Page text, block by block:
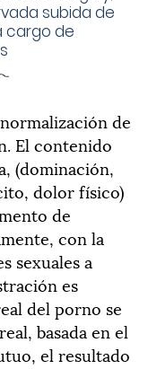
subida de
cargo de
de
El contenido
(dominación,
dolor físico)
de
con la
sexuales a
es
del porno se
basada en el
el resultado